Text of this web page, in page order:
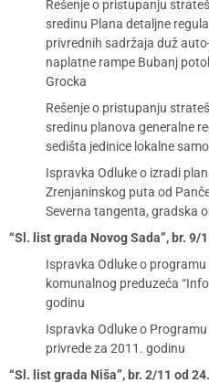
Rešenje o pristupanju
sredinu Plana detaljne
privrednih sadržaja duž
naplatne rampe Bubanj
Grocka
Rešenje o pristupanju
sredinu planova generalne
sedišta jedinice lokalne
Ispravka Odluke o izradi
Zrenjaninskog puta od
Severna tangenta, gradska
“Sl. list grada Novog Sada”, br.
Ispravka Odluke o
komunalnog preduzeća
godinu
Ispravka Odluke o
privrede za 2011. godinu
“Sl. list grada Niša”, br. 2/11 od